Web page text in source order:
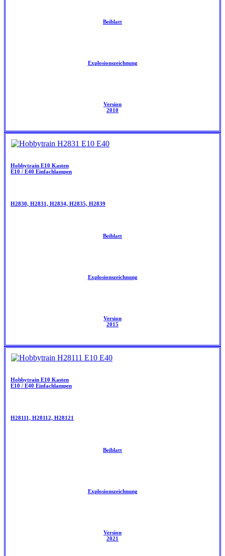
Beiblatt
Explosionszeichnung
Version
2010
Hobbytrain E10 Kasten
E10 / E40 Einfachlampen
H2830, H2831, H2834, H2835, H2839
Beiblatt
Explosionszeichnung
Version
2015
Hobbytrain E10 Kasten
E10 / E40 Einfachlampen
H28111, H28112, H28121
Beiblatt
Explosionszeichnung
Version
2021